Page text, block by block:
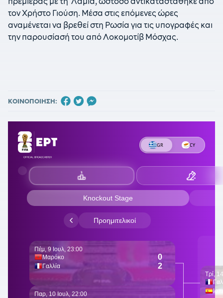
τον Χρήστο Γιούση. Μέσα στις επόμενες ώρες
αναμένεται να βρεθεί στη Ρωσία για τις υπογραφές και
την παρουσίασή του από Λοκομοτίβ Μόσχας.
ΚΟΙΝΟΠΟΙΗΣΗ: